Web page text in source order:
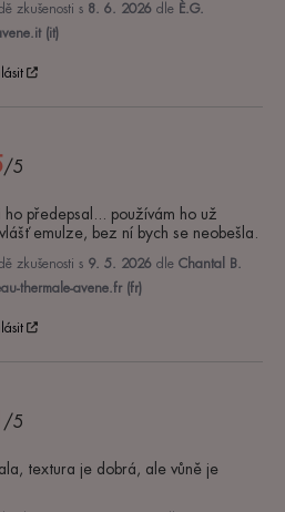
zkušenosti s 8. 6. 2026 dle È.G.
(it)
/5
ho předepsal... používám ho už
emulze, bez ní bych se neobešla.
zkušenosti s 9. 5. 2026 dle Chantal B.
thermale-avene.fr (fr)
/5
textura je dobrá, ale vůně je